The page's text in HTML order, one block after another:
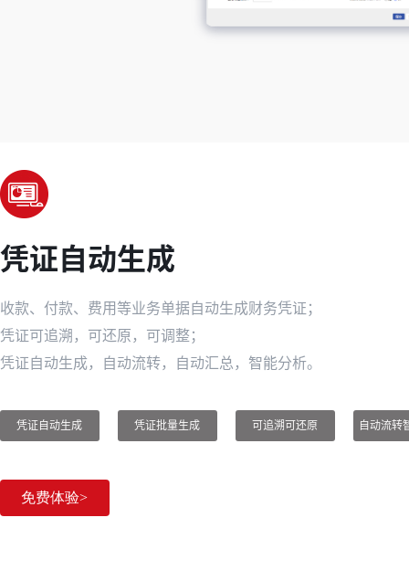
凭证自动生成
收款、付款、费用等业务单据自动生成财务凭证；
凭证可追溯，可还原，可调整；
凭证自动生成，自动流转，自动汇总，智能分析。
凭证自动生成 凭证批量生成 可追溯可还原 自动流转
免费体验>